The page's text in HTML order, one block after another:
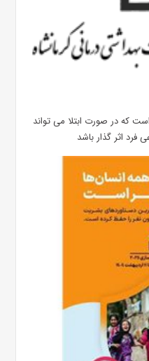
که در صورت ابتلا می تواند
اثر گذار باشد